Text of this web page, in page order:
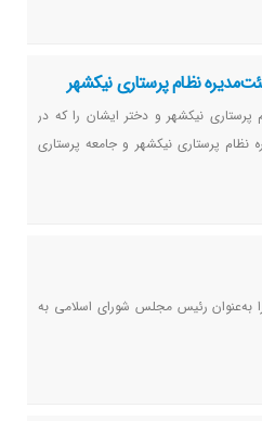
نظام پرستاری نیکشهر
نیکشهر و دختر ایشان را که در
نظام پرستاری نیکشهر و جامعه پرستاری
به‌عنوان رئیس مجلس شورای اسلامی به